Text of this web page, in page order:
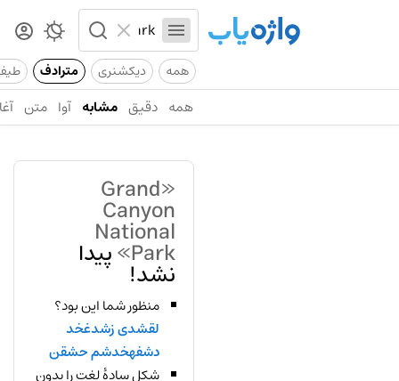
همه دیکشنری مترادف
همه دقیق مشابه آوا متن
«Grand
Canyon
National
Park» پیدا
نشد!
منظور شما این بود؟
لقشدی زشدغخد
دشفهخدشم حشقن
شکل سادهٔ لغت را بدون